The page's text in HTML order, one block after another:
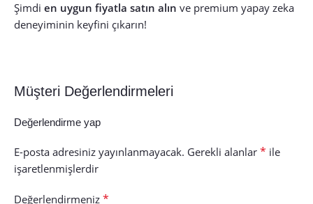
Şimdi en uygun fiyatla satın alın ve premium yapay zeka
deneyiminin keyfini çıkarın!
Müşteri Değerlendirmeleri
Değerlendirme yap
E-posta adresiniz yayınlanmayacak. Gerekli alanlar * ile
işaretlenmişlerdir
Değerlendirmeniz *